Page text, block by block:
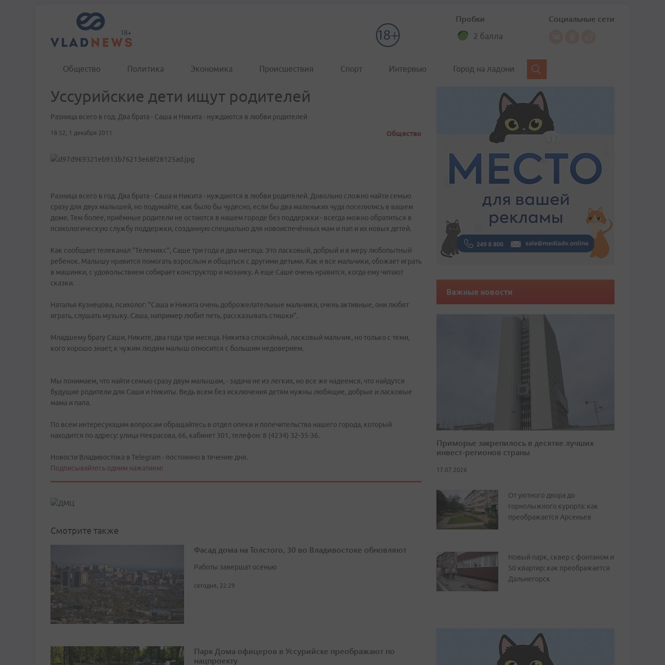
Пробки
2 балла
Социальные сети
Общество Политика Экономика Происшествия Спорт Интервью Город на ладони
Уссурийские дети ищут родителей
Разница всего в год. Два брата - Саша и Никита - нуждаются в любви родителей
18:52, 1 декабря 2011 Общество
Разница всего в год. Два брата - Саша и Никита - нуждаются в любви родителей. Довольно сложно найти семью
сразу для двух малышей, но подумайте, как было бы чудесно, если бы два маленьких чуда поселились в вашем
доме. Тем более, приёмные родители не остаются в нашем городе без поддержки - всегда можно обратиться в
психологическую службу поддержки, созданную специально для новоиспечённых мам и пап и их новых детей.
Как сообщает телеканал "Телемикс", Саше три года и два месяца. Это ласковый, добрый и в меру любопытный
ребенок. Малышу нравится помогать взрослым и общаться с другими детьми. Как и все мальчики, обожает играть
в машинки, с удовольствием собирает конструктор и мозаику. А еще Саше очень нравится, когда ему читают
сказки.
Наталья Кузнецова, психолог: "Саша и Никита очень доброжелательные мальчики, очень активные, они любят
играть, слушать музыку. Саша, например любит петь, рассказывать стишки".
Младшему брату Саши, Никите, два года три месяца. Никитка спокойный, ласковый мальчик, но только с теми,
кого хорошо знает, к чужим людям малыш относится с большим недоверием.
Мы понимаем, что найти семью сразу двум малышам, - задача не из легких, но все же надеемся, что найдутся
будущие родители для Саши и Никиты. Ведь всем без исключения детям нужны любящие, добрые и ласковые
мама и папа.
По всем интересующим вопросам обращайтесь в отдел опеки и попечительства нашего города, который
находится по адресу: улица Некрасова, 66, кабинет 301, телефон: 8 (4234) 32-35-36.
Новости Владивостока в Telegram - постоянно в течение дня.
Подписывайтесь одним нажатием!
Смотрите также
Фасад дома на Толстого, 30 во Владивостоке обновляют
Работы завершат осенью
сегодня, 22:29
Парк Дома офицеров в Уссурийске преображают по
нацпроекту
Важные новости
Приморье закрепилось в десятке лучших
инвест-регионов страны
17.07.2026
От уютного двора до
горнолыжного курорта: как
преображается Арсеньев
Новый парк, сквер с фонтаном и
50 квартир: как преображается
Дальнегорск